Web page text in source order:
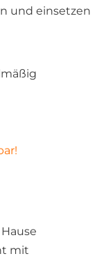
und einsetzen
mit